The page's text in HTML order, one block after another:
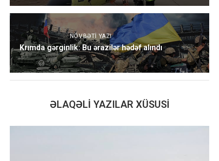
NÖVBƏTI YAZI
Krımda gərginlik: Bu ərazilər hədəf alındı
ƏLAQƏLI YAZILAR XÜSUSI